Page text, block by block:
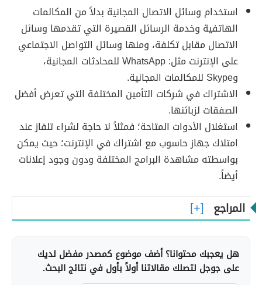
استخدام وسائل الاتصال المجانية بدلاً من المكالمات
الهاتفية وخدمة الرسائل القصيرة التي تقدمها وسائل
الاتصال مقابل تكلفة، ومنها وسائل التواصل الاجتماعي
على الإنترنت مثل: WhatsApp للمحادثات المجانية،
وSkype للمكالمات المجانية.
الاشتراك في شركات التأمين المختلفة التي تعرض أفضل
الصفقات لزبائنها.
استغلال الأدوات المتاحة؛ فمثلاً لا حاجة لشراء تلفاز عند
امتلاك جهاز حاسوب مع اشتراك في الإنترنت؛ حيث يمكن
بواسطته مشاهدة البرامج المختلفة ودون وجود إعلانات
أيضاً.
المراجع
هل يعجبك محتوانا؟ أضف موضوع كمصدر مفضل لديك
على جوجل لتصلك مقالاتنا أولاً بأول في نتائج البحث.